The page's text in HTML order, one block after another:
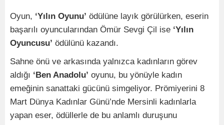
Oyun, ‘Yılın Oyunu’ ödülüne layık görülürken, eserin
başarılı oyuncularından Ömür Sevgi Çil ise ‘Yılın
Oyuncusu’ ödülünü kazandı.
Sahne önü ve arkasında yalnızca kadınların görev
aldığı ‘Ben Anadolu’ oyunu, bu yönüyle kadın
emeğinin sanattaki gücünü simgeliyor. Prömiyerini 8
Mart Dünya Kadınlar Günü’nde Mersinli kadınlarla
yapan eser, ödüllerle de bu anlamlı duruşunu